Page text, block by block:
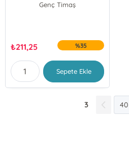
Genç Timaş
₺211,25 %35
Sepete Ekle
3